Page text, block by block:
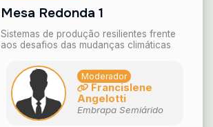
Mesa Redonda 1
Sistemas de produção resilientes frente
aos desafios das mudanças climáticas
Moderador
Francislene
Angelotti
Embrapa Semiárido